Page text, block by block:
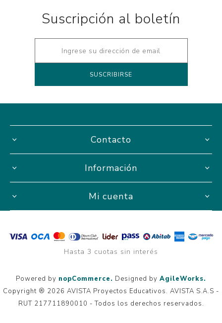
Suscripción al boletín
Contacto
Información
Mi cuenta
Hasta 3 cuotas sin interés
Powered by nopCommerce. Designed by AgileWorks.
Copyright ® 2026 AVISTA Proyectos Educativos. AVISTA S.A.S -
RUT 217711890010 - Todos los derechos reservados.